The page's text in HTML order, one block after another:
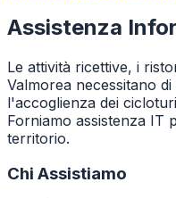
Assistenza
Le attività ricettive, i
Valmorea necessitano
l'accoglienza dei
Forniamo assistenza IT
territorio.
Chi Assistiamo